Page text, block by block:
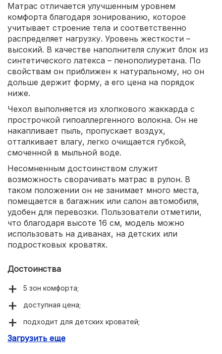
Матрас отличается улучшенным уровнем
комфорта благодаря зонированию, которое
учитывает строение тела и соответственно
распределяет нагрузку. Уровень жесткости –
высокий. В качестве наполнителя служит блок из
синтетического латекса – пенополиуретана. По
свойствам он приближен к натуральному, но он
дольше держит форму, а его цена на порядок
ниже.
Чехол выполняется из хлопкового жаккарда с
прострочкой гипоаллергенного волокна. Он не
накапливает пыль, пропускает воздух,
отталкивает влагу, легко очищается губкой,
смоченной в мыльной воде.
Несомненным достоинством служит
возможность сворачивать матрас в рулон. В
таком положении он не занимает много места,
помещается в багажник или салон автомобиля,
удобен для перевозки. Пользователи отметили,
что благодаря высоте 16 см, модель можно
использовать на диванах, на детских или
подростковых кроватях.
Достоинства
5 зон комфорта;
доступная цена;
подходит для детских кроватей;
удобная транспортировка;
Загрузить еще